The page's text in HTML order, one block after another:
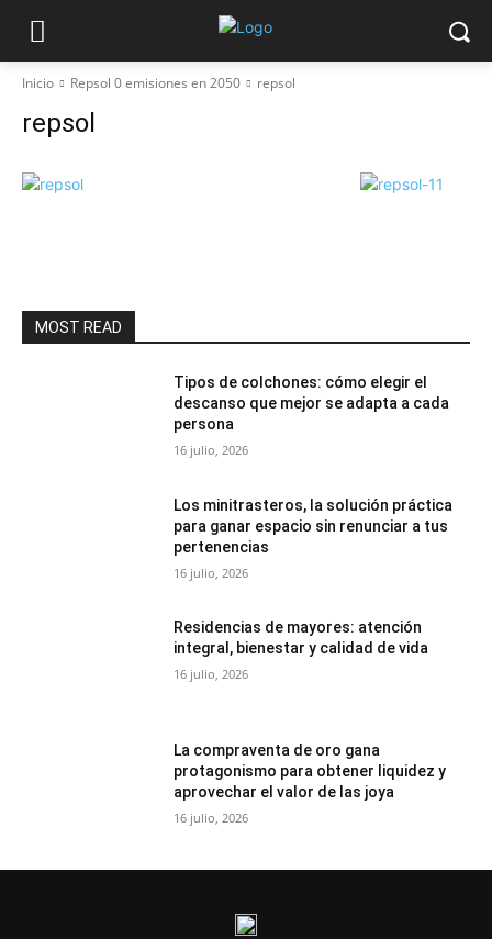
Inicio Repsol 0 emisiones en 2050 repsol
repsol
MOST READ
Tipos de colchones: cómo elegir el
descanso que mejor se adapta a cada
persona
16 julio, 2026
Los minitrasteros, la solución práctica
para ganar espacio sin renunciar a tus
pertenencias
16 julio, 2026
Residencias de mayores: atención
integral, bienestar y calidad de vida
16 julio, 2026
La compraventa de oro gana
protagonismo para obtener liquidez y
aprovechar el valor de las joya
16 julio, 2026